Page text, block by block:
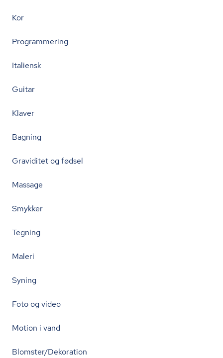
Kor
Programmering
Italiensk
Guitar
Klaver
Bagning
Graviditet og fødsel
Massage
Smykker
Tegning
Maleri
Syning
Foto og video
Motion i vand
Blomster/Dekoration